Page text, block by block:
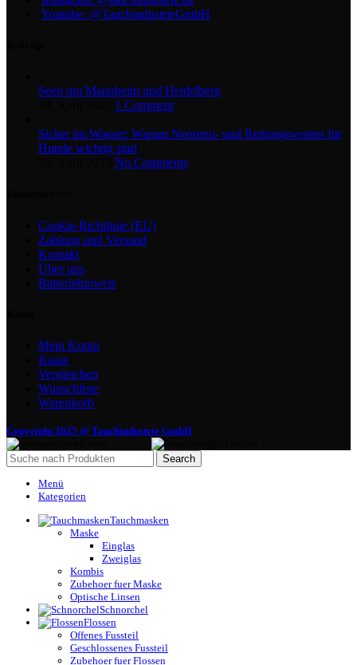
Youtube: @TauchindustrieGmbH
Seen um Mannheim und Heidelberg
1 Comment
Sicher im Wasser: Warum Neopren- und Rettungswesten für
Hunde wichtig sind
No Comments
Cookie-Richtlinie (EU)
Zahlung und Versand
Kontakt
Über uns
Batteriehinweis
Mein Konto
Kasse
Vergleichen
Wunschliste
Warenkorb
Copyright 2025 @ Tauchindustrie GmbH
Search
Menü
Kategorien
Tauchmasken
Maske
Einglas
Zweiglas
Kombis
Zubehoer fuer Maske
Optische Linsen
Schnorchel
Flossen
Offenes Fussteil
Geschlossenes Fussteil
Zubehoer fuer Flossen